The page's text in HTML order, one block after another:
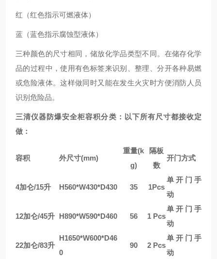
红（红色指示可燃液体）
蓝（蓝色指示腐蚀型液体）
三种颜色的尺寸相同，储放化学品类型不同。在储存化学
品的过程中，使用有色标签来识别、整理、分开各种易燃
或危险液体。这样做同时又能在发生火灾时方便消防人员
识别危险品。
三清仪器防爆安全柜容积分类：以下所有尺寸都接收定
做：
容积 外尺寸(mm)
重量(k
g)
隔板
数
开门方式
4加仑/15升 H560*W430*D430 35 1Pcs
单开门手
动
12加仑/45升 H890*W590*D460 56 1 Pcs
单开门手
动
22加仑/83升
H1650*W600*D46
0
90 2 Pcs
单开门手
动